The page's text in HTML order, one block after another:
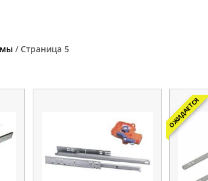
/ Страница 5
ОЖИДАЕТСЯ